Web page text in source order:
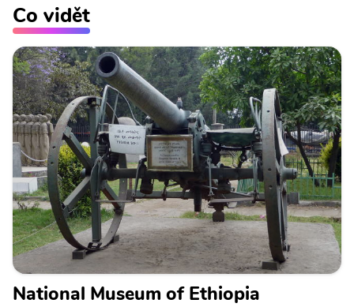
Co vidět
National Museum of Ethiopia